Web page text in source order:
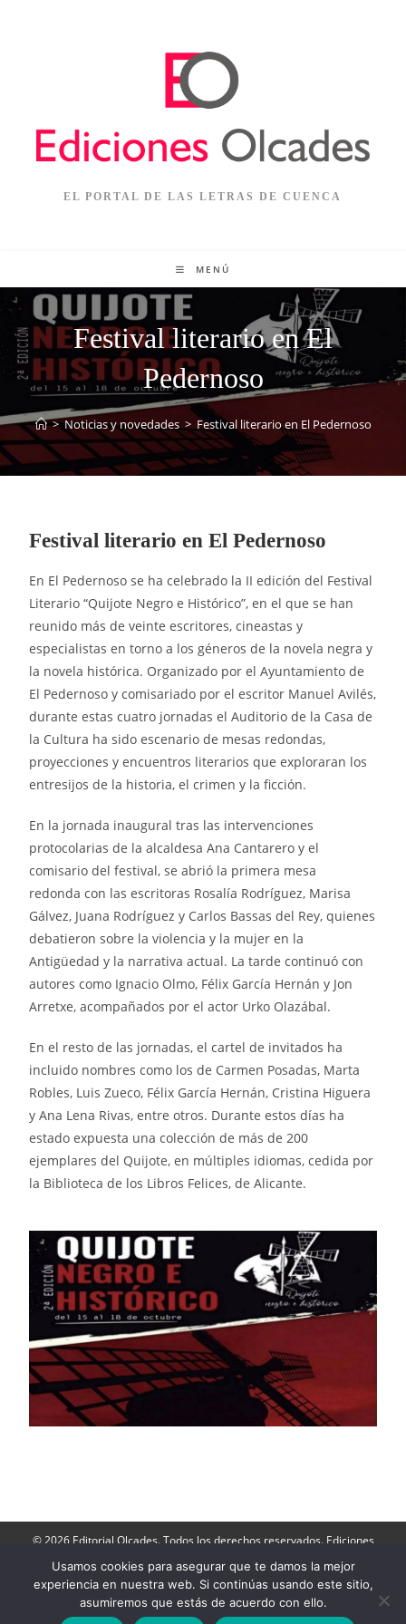
EL PORTAL DE LAS LETRAS DE CUENCA
MENÚ
Festival literario en El
Pedernoso
> Noticias y novedades > Festival literario en El Pedernoso
Festival literario en El Pedernoso
En El Pedernoso se ha celebrado la II edición del Festival
Literario “Quijote Negro e Histórico”, en el que se han
reunido más de veinte escritores, cineastas y
especialistas en torno a los géneros de la novela negra y
la novela histórica. Organizado por el Ayuntamiento de
El Pedernoso y comisariado por el escritor Manuel Avilés,
durante estas cuatro jornadas el Auditorio de la Casa de
la Cultura ha sido escenario de mesas redondas,
proyecciones y encuentros literarios que exploraran los
entresijos de la historia, el crimen y la ficción.
En la jornada inaugural tras las intervenciones
protocolarias de la alcaldesa Ana Cantarero y el
comisario del festival, se abrió la primera mesa
redonda con las escritoras Rosalía Rodríguez, Marisa
Gálvez, Juana Rodríguez y Carlos Bassas del Rey, quienes
debatieron sobre la violencia y la mujer en la
Antigüedad y la narrativa actual. La tarde continuó con
autores como Ignacio Olmo, Félix García Hernán y Jon
Arretxe, acompañados por el actor Urko Olazábal.
En el resto de las jornadas, el cartel de invitados ha
incluido nombres como los de Carmen Posadas, Marta
Robles, Luis Zueco, Félix García Hernán, Cristina Higuera
y Ana Lena Rivas, entre otros. Durante estos días ha
estado expuesta una colección de más de 200
ejemplares del Quijote, en múltiples idiomas, cedida por
la Biblioteca de los Libros Felices, de Alicante.
© 2026 Editorial Olcades. Todos los derechos reservados. Ediciones
264.
Director: José Luis Muñoz |Contactar|Aviso Legal|Política de
Privacidad | Politica de cookies Acceder a Ediciones Olcades
Usamos cookies para asegurar que te damos la mejor
experiencia en nuestra web. Si continúas usando este sitio,
asumiremos que estás de acuerdo con ello.